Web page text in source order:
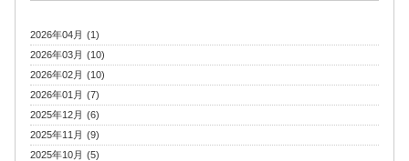
2026年04月 (1)
2026年03月 (10)
2026年02月 (10)
2026年01月 (7)
2025年12月 (6)
2025年11月 (9)
2025年10月 (5)